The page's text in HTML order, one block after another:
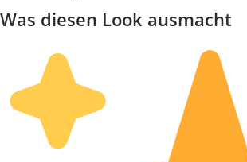
Was diesen Look ausmacht